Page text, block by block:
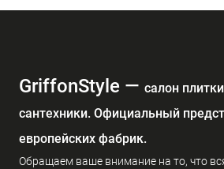
GriffonStyle — cалон
сантехники. Официальный
европейских фабрик.
Обращаем ваше внимание на то, что